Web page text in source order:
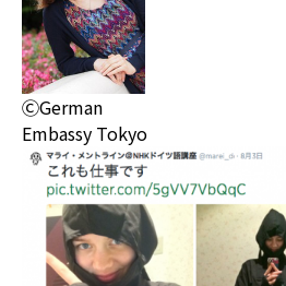
ⒸGerman
Embassy Tokyo